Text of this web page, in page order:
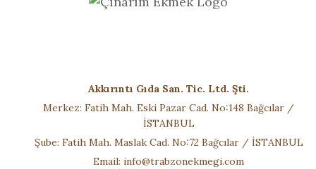
Akkırıntı Gıda San. Tic. Ltd. Şti.
Merkez: Fatih Mah. Eski Pazar Cad. No:148 Bağcılar /
İSTANBUL
Şube: Fatih Mah. Maslak Cad. No:72 Bağcılar / İSTANBUL
Email: info@trabzonekmegi.com